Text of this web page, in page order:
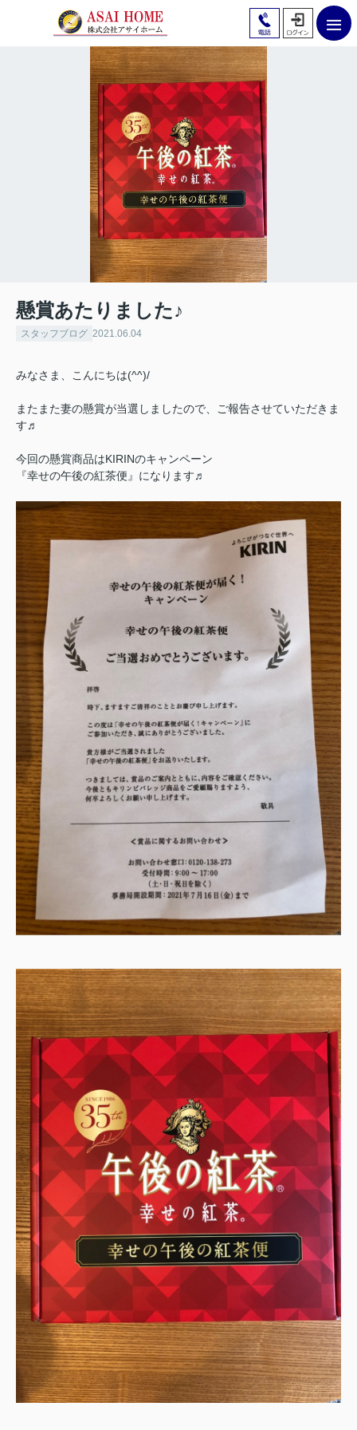
懸賞あたりました♪
スタッフブログ 2021.06.04
みなさま、こんにちは(^^)/
またまた妻の懸賞が当選しましたので、ご報告させていただきま
す♬
今回の懸賞商品はKIRINのキャンペーン
『幸せの午後の紅茶便』になります♬